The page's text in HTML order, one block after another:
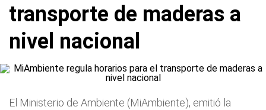
transporte de maderas a
nivel nacional
El Ministerio de Ambiente (MiAmbiente), emitió la